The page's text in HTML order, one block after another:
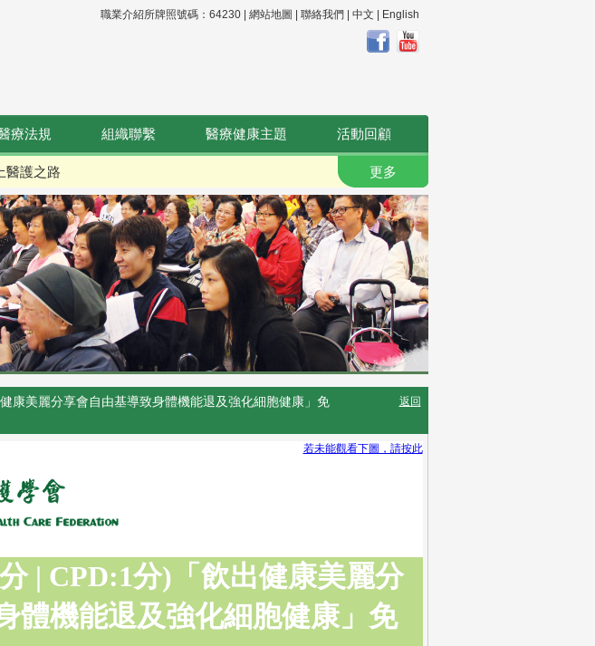
職業介紹所牌照號碼：64230 | 網站地圖 聯絡我們 中文 English
療法規 組織聯繫 醫療健康主題 活動回顧
醫護之路 更多
康美麗分享會自由基導致身體機能退及強化細胞健康」免
返回
若未能觀看下圖，請按此
| CPD:1分)「飲出健康美麗分
體機能退及強化細胞健康」免